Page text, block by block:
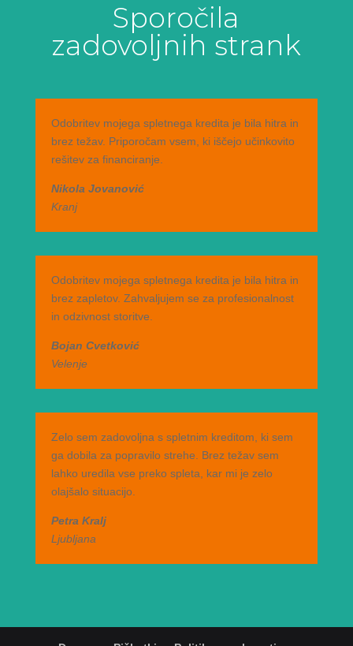
Sporočila
zadovoljnih strank
Odobritev mojega spletnega kredita je bila hitra in
brez težav. Priporočam vsem, ki iščejo učinkovito
rešitev za financiranje.
Nikola Jovanović
Kranj
Odobritev mojega spletnega kredita je bila hitra in
brez zapletov. Zahvaljujem se za profesionalnost
in odzivnost storitve.
Bojan Cvetković
Velenje
Zelo sem zadovoljna s spletnim kreditom, ki sem
ga dobila za popravilo strehe. Brez težav sem
lahko uredila vse preko spleta, kar mi je zelo
olajšalo situacijo.
Petra Kralj
Ljubljana